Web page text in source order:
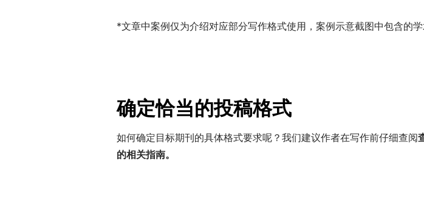
*文章中案例仅为介绍对应部分写作格式使用，案例示意截图中包含的学
确定恰当的投稿格式
如何确定目标期刊的具体格式要求呢？我们建议作者在写作前仔细查阅
的相关指南。